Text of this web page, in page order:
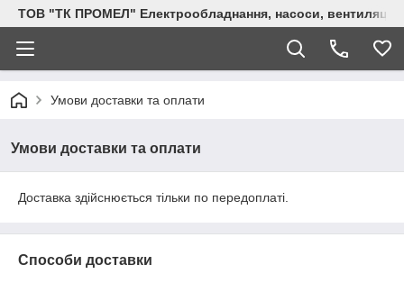
ТОВ "ТК ПРОМЕЛ" Електрообладнання, насоси, вентиляція,
Умови доставки та оплати
Умови доставки та оплати
Доставка здійснюється тільки по передоплаті.
Способи доставки